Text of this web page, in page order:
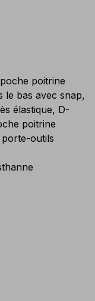
poitrine
le bas avec snap,
élastique, D-
poitrine
outils